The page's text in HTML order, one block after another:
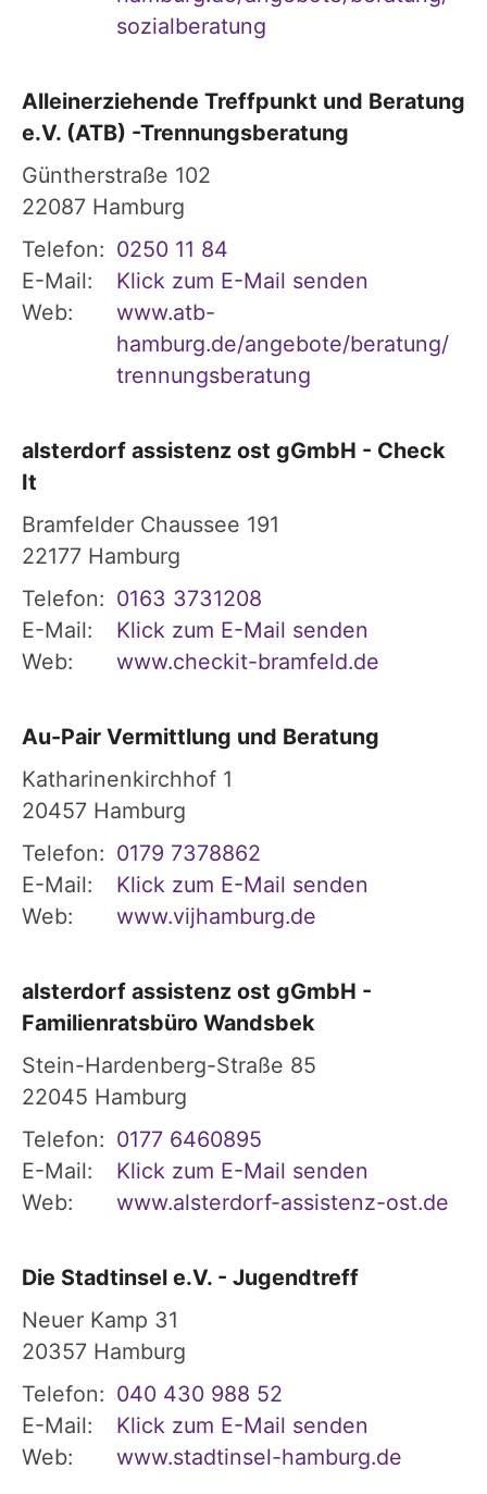
sozialberatung
Alleinerziehende Treffpunkt und Beratung
e.V. (ATB) -Trennungsberatung
Güntherstraße 102
22087 Hamburg
Telefon: 0250 11 84
E-Mail:
Klick zum E-Mail senden
Web:
www.atb-
hamburg.de/angebote/beratung/
trennungsberatung
alsterdorf assistenz ost gGmbH - Check
It
Bramfelder Chaussee 191
22177 Hamburg
Telefon: 0163 3731208
E-Mail:
Klick zum E-Mail senden
Web:
www.checkit-bramfeld.de
Au-Pair Vermittlung und Beratung
Katharinenkirchhof 1
20457 Hamburg
Telefon: 0179 7378862
E-Mail:
Klick zum E-Mail senden
Web:
www.vijhamburg.de
alsterdorf assistenz ost gGmbH -
Familienratsbüro Wandsbek
Stein-Hardenberg-Straße 85
22045 Hamburg
Telefon: 0177 6460895
E-Mail:
Klick zum E-Mail senden
Web:
www.alsterdorf-assistenz-ost.de
Die Stadtinsel e.V. - Jugendtreff
Neuer Kamp 31
20357 Hamburg
Telefon: 040 430 988 52
E-Mail:
Klick zum E-Mail senden
Web:
www.stadtinsel-hamburg.de